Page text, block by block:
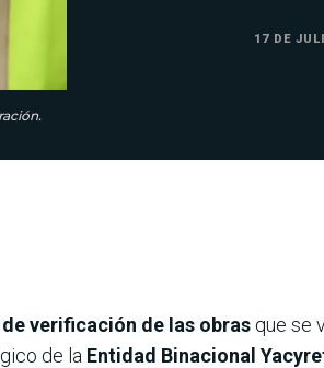
17 DE
verificación de las obras que se
de la Entidad Binacional